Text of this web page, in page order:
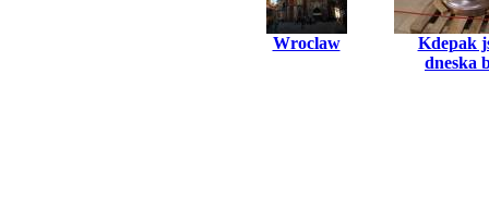
Wroclaw
Kdepak
dneska